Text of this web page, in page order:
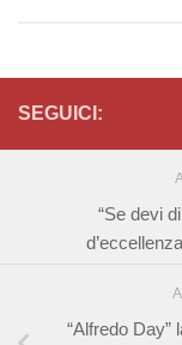
SEGUICI:
“Se devi
“Alfredo Day”